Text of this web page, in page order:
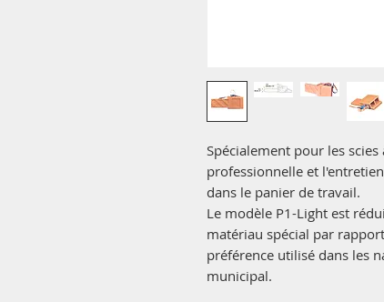
Spécialement pour les
professionnelle et
dans le panier de travail.
Le modèle P1-Light est
matériau spécial par
préférence utilisé dans les
municipal.